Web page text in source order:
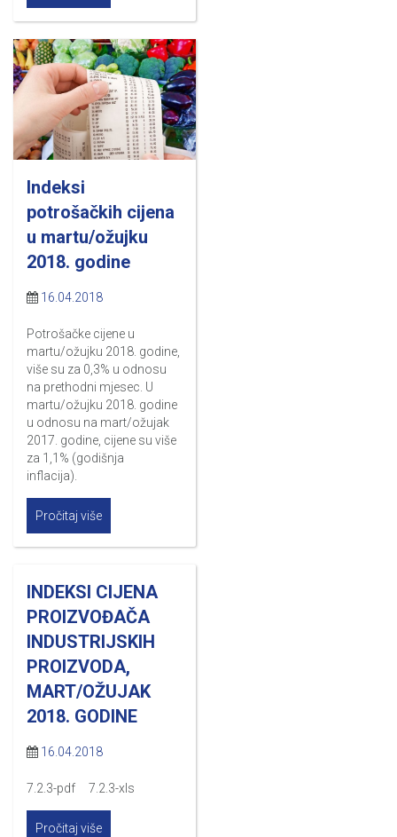
Indeksi
potrošačkih cijena
u martu/ožujku
2018. godine
16.04.2018
Potrošačke cijene u
martu/ožujku 2018. godine,
više su za 0,3% u odnosu
na prethodni mjesec. U
martu/ožujku 2018. godine
u odnosu na mart/ožujak
2017. godine, cijene su više
za 1,1% (godišnja
inflacija).
Pročitaj više
INDEKSI CIJENA
PROIZVOĐAČA
INDUSTRIJSKIH
PROIZVODA,
MART/OŽUJAK
2018. GODINE
16.04.2018
7.2.3-pdf 7.2.3-xls
Pročitaj više